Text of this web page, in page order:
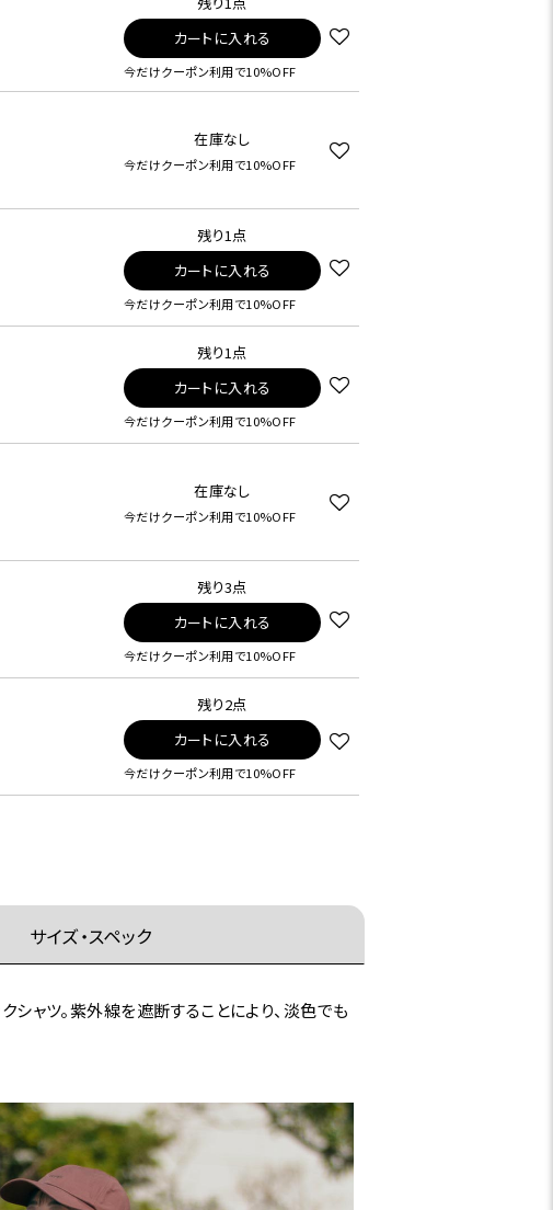
カートに入れる
今だけクーポン利用で10%OFF
在庫なし
今だけクーポン利用で10%OFF
残り1点
カートに入れる
今だけクーポン利用で10%OFF
残り1点
カートに入れる
今だけクーポン利用で10%OFF
在庫なし
今だけクーポン利用で10%OFF
残り3点
カートに入れる
今だけクーポン利用で10%OFF
残り2点
カートに入れる
今だけクーポン利用で10%OFF
サイズ・スペック
ャツ。紫外線を遮断することにより、淡色でも